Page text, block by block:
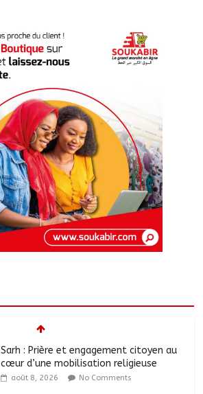
Sarh : Prière et engagement citoyen au
cœur d’une mobilisation religieuse
août 8, 2026 No Comments